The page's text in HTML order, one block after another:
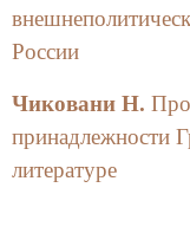
России
Чиковани Н.
принадлежности
литературе